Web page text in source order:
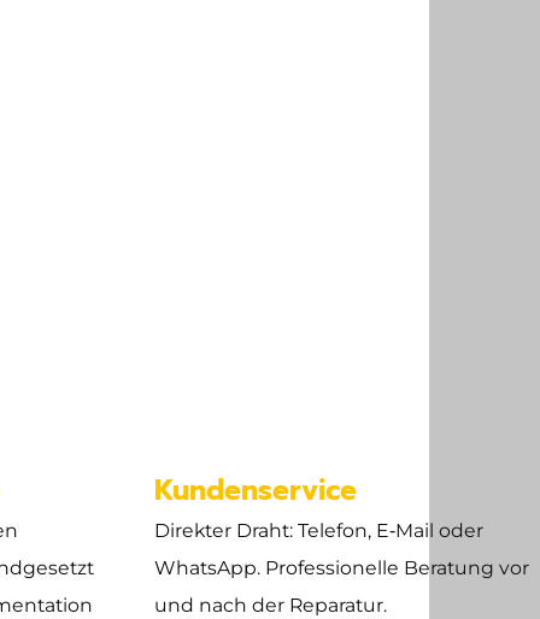
Kundenservice
Direkter Draht: Telefon, E‑Mail oder
WhatsApp. Professionelle Beratung vor
und nach der Reparatur.